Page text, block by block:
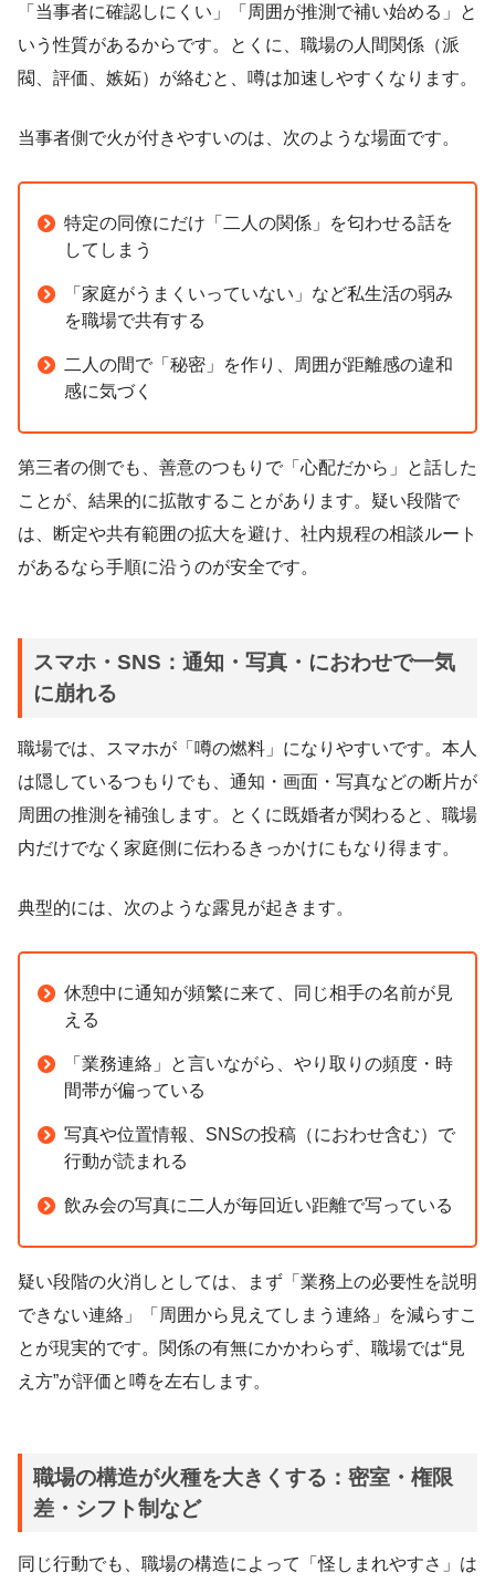
「当事者に確認しにくい」「周囲が推測で補い始める」と
いう性質があるからです。とくに、職場の人間関係（派
閥、評価、嫉妬）が絡むと、噂は加速しやすくなります。
当事者側で火が付きやすいのは、次のような場面です。
特定の同僚にだけ「二人の関係」を匂わせる話を
してしまう
「家庭がうまくいっていない」など私生活の弱み
を職場で共有する
二人の間で「秘密」を作り、周囲が距離感の違和
感に気づく
第三者の側でも、善意のつもりで「心配だから」と話した
ことが、結果的に拡散することがあります。疑い段階で
は、断定や共有範囲の拡大を避け、社内規程の相談ルート
があるなら手順に沿うのが安全です。
スマホ・SNS：通知・写真・におわせで一気
に崩れる
職場では、スマホが「噂の燃料」になりやすいです。本人
は隠しているつもりでも、通知・画面・写真などの断片が
周囲の推測を補強します。とくに既婚者が関わると、職場
内だけでなく家庭側に伝わるきっかけにもなり得ます。
典型的には、次のような露見が起きます。
休憩中に通知が頻繁に来て、同じ相手の名前が見
える
「業務連絡」と言いながら、やり取りの頻度・時
間帯が偏っている
写真や位置情報、SNSの投稿（におわせ含む）で
行動が読まれる
飲み会の写真に二人が毎回近い距離で写っている
疑い段階の火消しとしては、まず「業務上の必要性を説明
できない連絡」「周囲から見えてしまう連絡」を減らすこ
とが現実的です。関係の有無にかかわらず、職場では“見
え方”が評価と噂を左右します。
職場の構造が火種を大きくする：密室・権限
差・シフト制など
同じ行動でも、職場の構造によって「怪しまれやすさ」は